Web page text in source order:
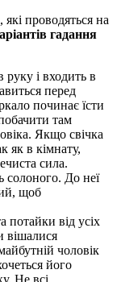
які проводяться на
гадання
руку і входить в
перед
починає їсти
там
Якщо свічка
як в кімнату,
сила.
солоного. До неї
щоб
потайки від усіх
вішалися
чоловік
його
Не всі